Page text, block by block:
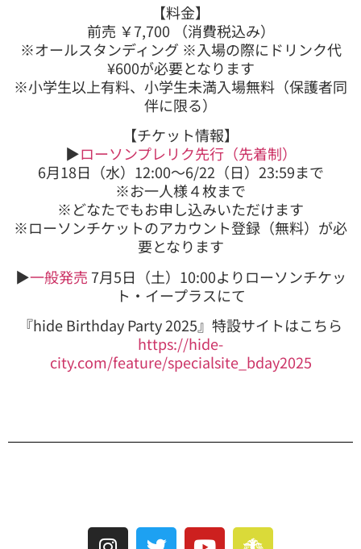
【料金】
前売 ￥7,700 （消費税込み）
※オールスタンディング ※入場の際にドリンク代
¥600が必要となります
※小学生以上有料、小学生未満入場無料（保護者同
伴に限る）
【チケット情報】
▶︎ローソンプレリク先行（先着制）
6月18日（水）12:00〜6/22（日）23:59まで
※お一人様４枚まで
※どなたでもお申し込みいただけます
※ローソンチケットのアカウント登録（無料）が必
要となります
▶︎一般発売 7月5日（土）10:00よりローソンチケッ
ト・イープラスにて
『hide Birthday Party 2025』特設サイトはこちら
https://hide-
city.com/feature/specialsite_bday2025